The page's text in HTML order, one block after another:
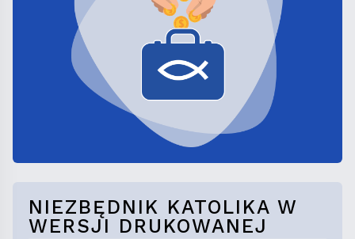
NIEZBĘDNIK KATOLIKA W
WERSJI DRUKOWANEJ